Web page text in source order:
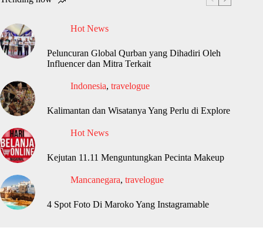
Hot News
Peluncuran Global Qurban yang Dihadiri Oleh
Influencer dan Mitra Terkait
Indonesia, travelogue
Kalimantan dan Wisatanya Yang Perlu di Explore
Hot News
Kejutan 11.11 Menguntungkan Pecinta Makeup
Mancanegara, travelogue
4 Spot Foto Di Maroko Yang Instagramable